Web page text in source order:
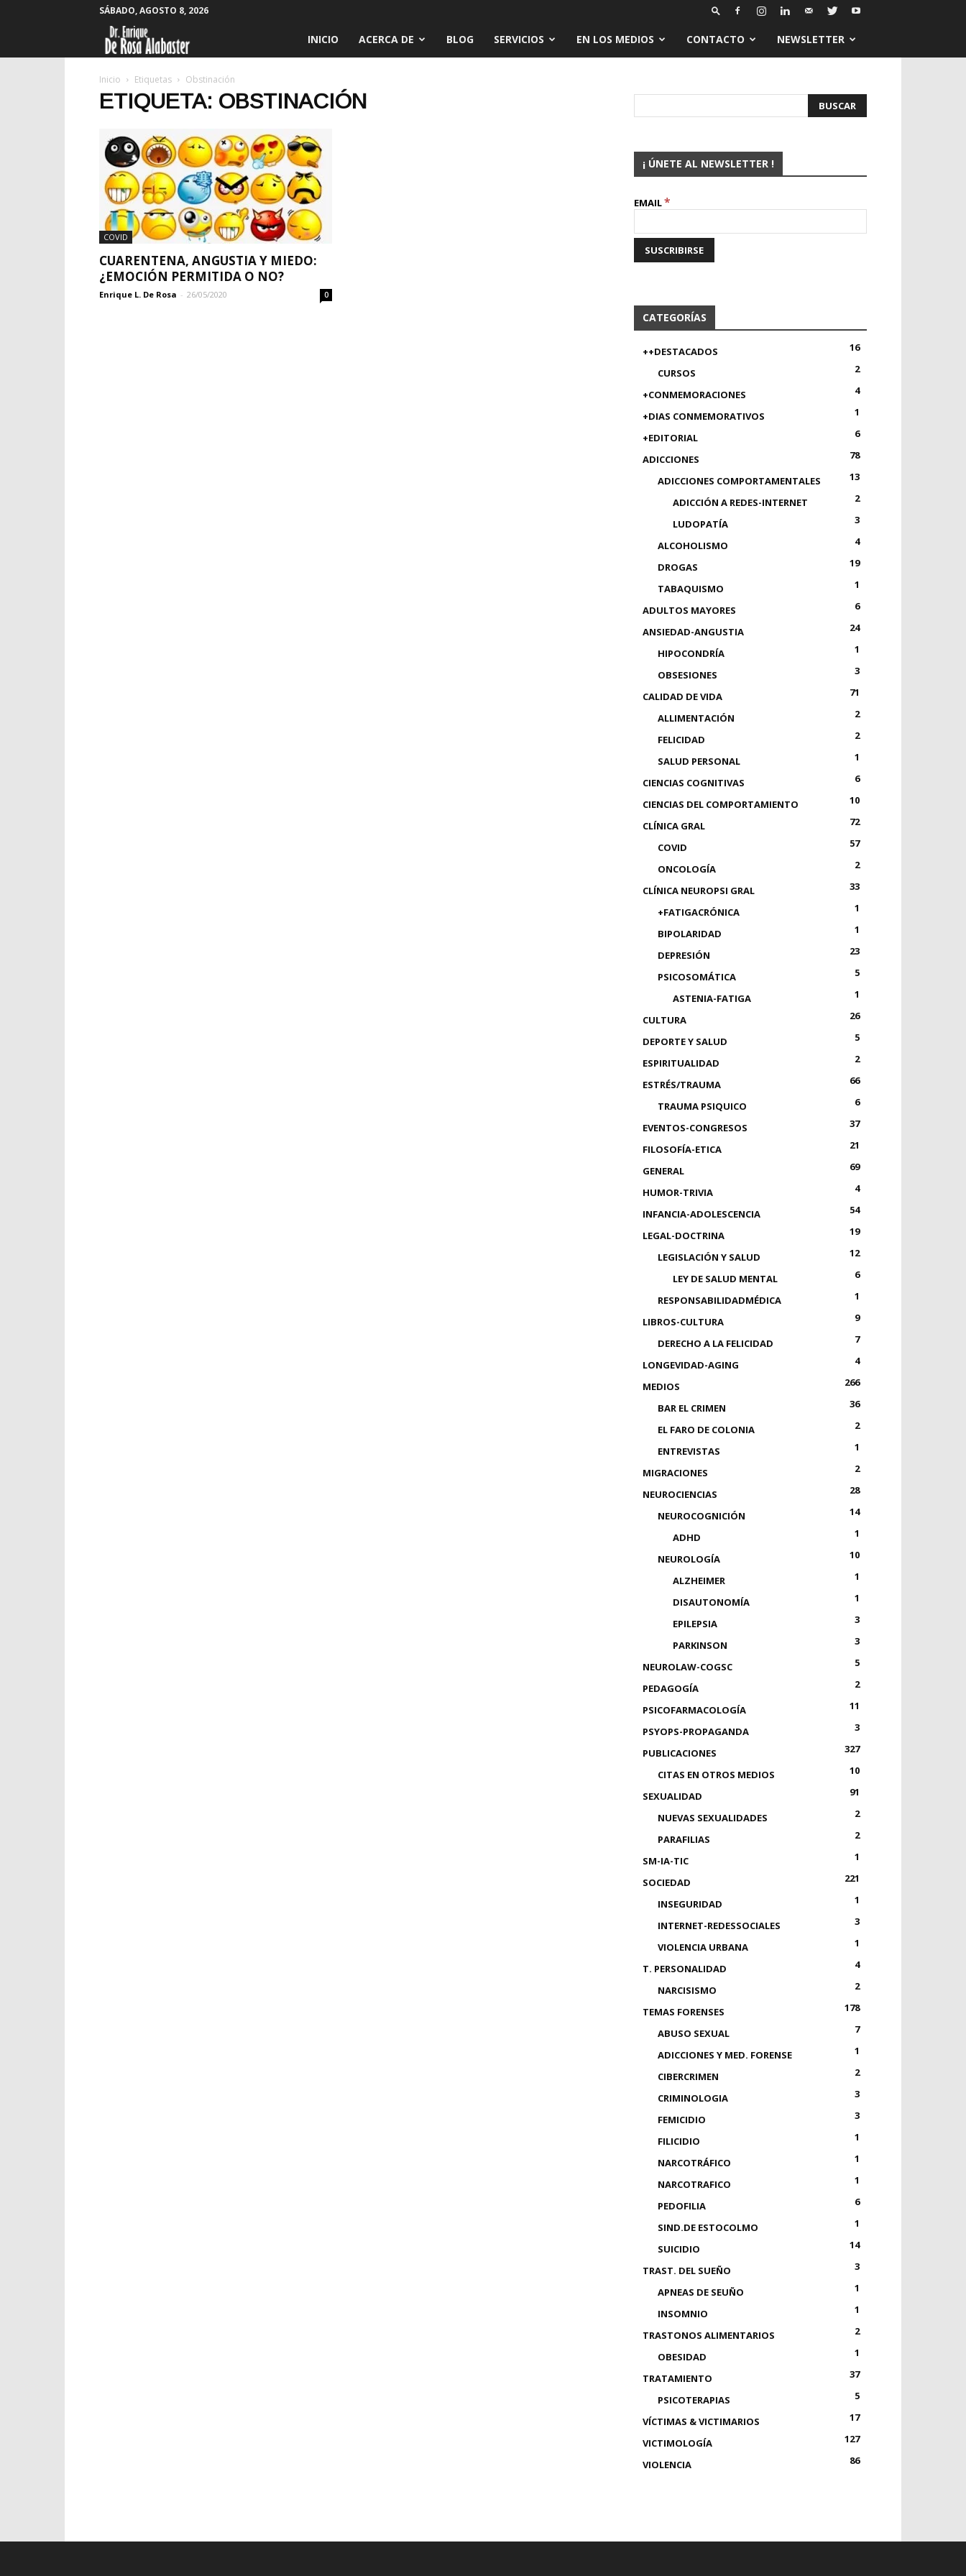
SÁBADO, AGOSTO 8, 2026
De
Rosa
Alabaster
INICIO ACERCA DE BLOG SERVICIOS EN LOS MEDIOS CONTACTO NEWSLETTER
Inicio Etiquetas Obstinación
ETIQUETA: OBSTINACIÓN
COVID
CUARENTENA, ANGUSTIA Y MIEDO:
¿EMOCIÓN PERMITIDA O NO?
Enrique L. De Rosa - 26/05/2020 0
¡ ÚNETE AL NEWSLETTER !
EMAIL*
CATEGORÍAS
++DESTACADOS
16
CURSOS
2
+CONMEMORACIONES
4
+DIAS CONMEMORATIVOS
1
+EDITORIAL
6
ADICCIONES
78
ADICCIONES COMPORTAMENTALES
13
ADICCIÓN A REDES-INTERNET
2
LUDOPATÍA
3
ALCOHOLISMO
4
DROGAS
19
TABAQUISMO
1
ADULTOS MAYORES
6
ANSIEDAD-ANGUSTIA
24
HIPOCONDRÍA
1
OBSESIONES
3
CALIDAD DE VIDA
71
ALLIMENTACIÓN
2
FELICIDAD
2
SALUD PERSONAL
1
CIENCIAS COGNITIVAS
6
CIENCIAS DEL COMPORTAMIENTO
10
CLÍNICA GRAL
72
COVID
57
ONCOLOGÍA
2
CLÍNICA NEUROPSI GRAL
33
+FATIGACRÓNICA
1
BIPOLARIDAD
1
DEPRESIÓN
23
PSICOSOMÁTICA
5
ASTENIA-FATIGA
1
CULTURA
26
DEPORTE Y SALUD
5
ESPIRITUALIDAD
2
ESTRÉS/TRAUMA
66
TRAUMA PSIQUICO
6
EVENTOS-CONGRESOS
37
FILOSOFÍA-ETICA
21
GENERAL
69
HUMOR-TRIVIA
4
INFANCIA-ADOLESCENCIA
54
LEGAL-DOCTRINA
19
LEGISLACIÓN Y SALUD
12
LEY DE SALUD MENTAL
6
RESPONSABILIDADMÉDICA
1
LIBROS-CULTURA
9
DERECHO A LA FELICIDAD
7
LONGEVIDAD-AGING
4
MEDIOS
266
BAR EL CRIMEN
36
EL FARO DE COLONIA
2
ENTREVISTAS
1
MIGRACIONES
2
NEUROCIENCIAS
28
NEUROCOGNICIÓN
14
ADHD
1
NEUROLOGÍA
10
ALZHEIMER
1
DISAUTONOMÍA
1
EPILEPSIA
3
PARKINSON
3
NEUROLAW-COGSC
5
PEDAGOGÍA
2
PSICOFARMACOLOGÍA
11
PSYOPS-PROPAGANDA
3
PUBLICACIONES
327
CITAS EN OTROS MEDIOS
10
SEXUALIDAD
91
NUEVAS SEXUALIDADES
2
PARAFILIAS
2
SM-IA-TIC
1
SOCIEDAD
221
INSEGURIDAD
1
INTERNET-REDESSOCIALES
3
VIOLENCIA URBANA
1
T. PERSONALIDAD
4
NARCISISMO
2
TEMAS FORENSES
178
ABUSO SEXUAL
7
ADICCIONES Y MED. FORENSE
1
CIBERCRIMEN
2
CRIMINOLOGIA
3
FEMICIDIO
3
FILICIDIO
1
NARCOTRÁFICO
1
NARCOTRAFICO
1
PEDOFILIA
6
SIND.DE ESTOCOLMO
1
SUICIDIO
14
TRAST. DEL SUEÑO
3
APNEAS DE SEUÑO
1
INSOMNIO
1
TRASTONOS ALIMENTARIOS
2
OBESIDAD
1
TRATAMIENTO
37
PSICOTERAPIAS
5
VÍCTIMAS & VICTIMARIOS
17
VICTIMOLOGÍA
127
VIOLENCIA
86